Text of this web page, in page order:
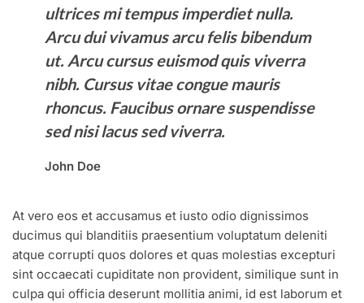
ultrices mi tempus imperdiet nulla.
Arcu dui vivamus arcu felis bibendum
ut. Arcu cursus euismod quis viverra
nibh. Cursus vitae congue mauris
rhoncus. Faucibus ornare suspendisse
sed nisi lacus sed viverra.
John Doe
At vero eos et accusamus et iusto odio dignissimos
ducimus qui blanditiis praesentium voluptatum deleniti
atque corrupti quos dolores et quas molestias excepturi
sint occaecati cupiditate non provident, similique sunt in
culpa qui officia deserunt mollitia animi, id est laborum et